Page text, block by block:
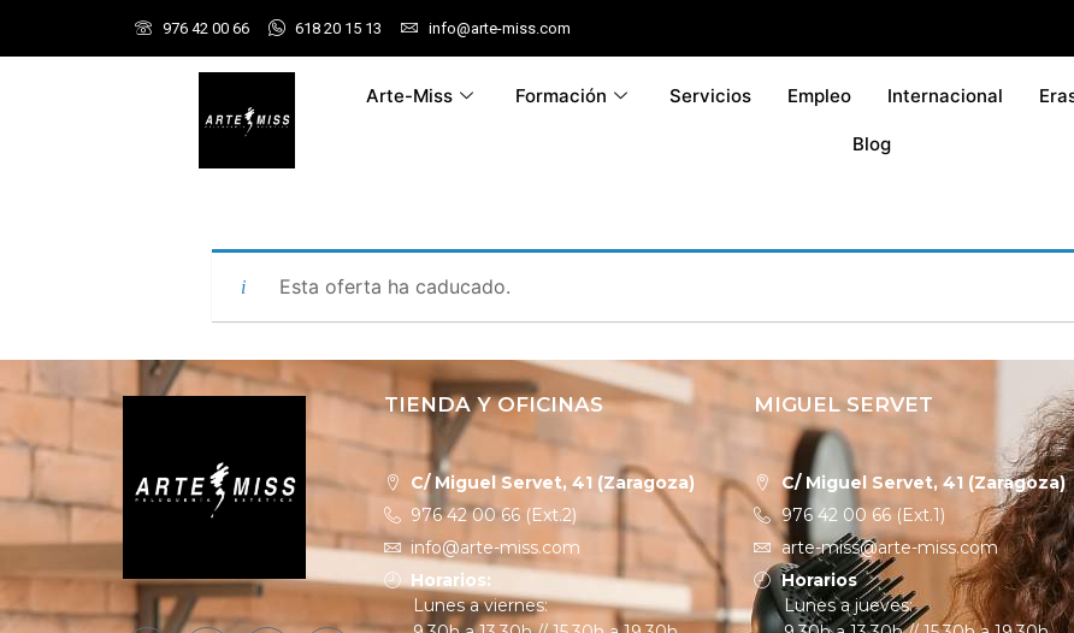
976 42 00 66 618 20 15 13 info@arte-miss.com
Arte-Miss Formación Servicios Empleo Internacional
Blog
Esta oferta ha caducado.
TIENDA Y OFICINAS
C/ Miguel Servet, 41 (Zaragoza)
976 42 00 66 (Ext.2)
info@arte-miss.com
Horarios:
Lunes a viernes:
MIGUEL SERVET
C/ Miguel Servet, 41 (Zaragoza)
976 42 00 66 (Ext.1)
arte-miss@arte-miss.com
Horarios
Lunes a jueves: